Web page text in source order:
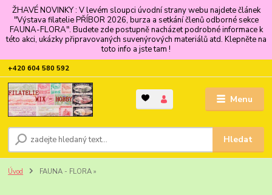
ŽHAVÉ NOVINKY : V levém sloupci úvodní strany webu najdete článek
"Výstava filatelie PŘÍBOR 2026, burza a setkání členů odborné sekce
FAUNA-FLORA". Budete zde postupně nacházet podrobné informace k
této akci, ukázky připravovaných suvenýrových materiálů atd. Klepněte na
toto info a jste tam !
Menu
Hledat
+420 604 580 592
Úvod FAUNA - FLORA »